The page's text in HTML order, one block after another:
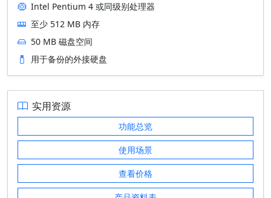
Intel Pentium 4 或同级别处理器
至少 512 MB 内存
50 MB 磁盘空间
用于备份的外接硬盘
实用资源
功能总览
使用场景
查看价格